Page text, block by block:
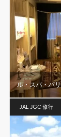
ル・スパ・パ
JAL JGC 修行